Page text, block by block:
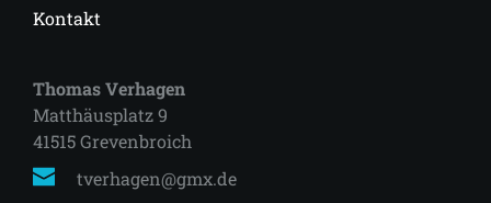
Kontakt
Thomas Verhagen
Matthäusplatz 9
41515 Grevenbroich
tverhagen@gmx.de